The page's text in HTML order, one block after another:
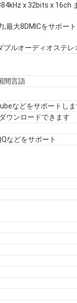
x 32bits x 16ch
,最大8DMICをサポート
ルオーディオステ
間言語
などをサポートしま
ウンロードできます
などをサポート